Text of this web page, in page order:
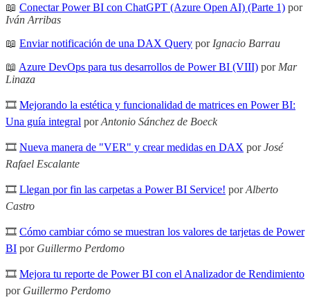
📖 Conectar Power BI con ChatGPT (Azure Open AI) (Parte 1) por
Iván Arribas
📖 Enviar notificación de una DAX Query por Ignacio Barrau
📖 Azure DevOps para tus desarrollos de Power BI (VIII) por Mar
Linaza
🎞 Mejorando la estética y funcionalidad de matrices en Power BI:
Una guía integral porAntonio Sánchez de Boeck
🎞 Nueva manera de "VER" y crear medidas en DAX porJosé
Rafael Escalante
🎞 Llegan por fin las carpetas a Power BI Service! porAlberto
Castro
🎞 Cómo cambiar cómo se muestran los valores de tarjetas de Power
BI por Guillermo Perdomo
🎞 Mejora tu reporte de Power BI con el Analizador de Rendimiento
por Guillermo Perdomo